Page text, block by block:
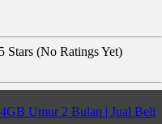
(No Ratings Yet)